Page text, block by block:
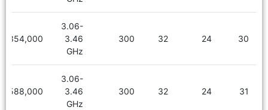
30
24
32
300
3.06-
3.46
GHz
3,354,000
31
24
32
300
3.06-
3.46
GHz
3,588,000